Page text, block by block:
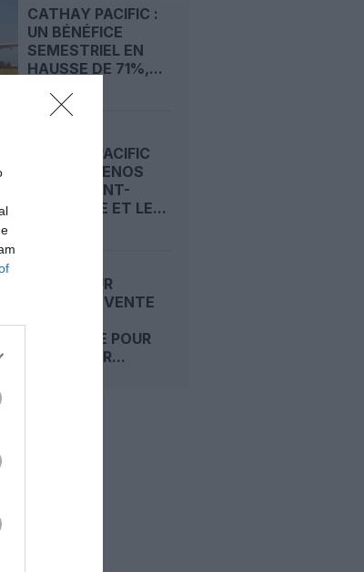
CATHAY PACIFIC :
UN BÉNÉFICE
SEMESTRIEL EN
HAUSSE DE 71%,...
CATHAY PACIFIC
OUVRE BUENOS
AIRES, SAINT-
DOMINGUE ET LE...
SINGAPOUR
CHANGI INVENTE
SATELLITE POUR
AMÉLIORER...